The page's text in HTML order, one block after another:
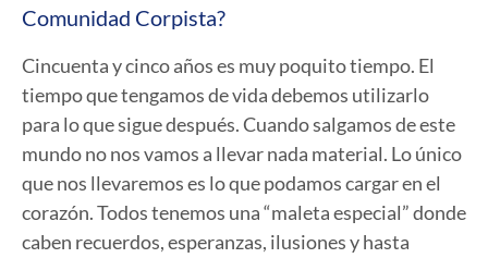
Comunidad Corpista?
Cincuenta y cinco años es muy poquito tiempo. El
tiempo que tengamos de vida debemos utilizarlo
para lo que sigue después. Cuando salgamos de este
mundo no nos vamos a llevar nada material. Lo único
que nos llevaremos es lo que podamos cargar en el
corazón. Todos tenemos una “maleta especial” donde
caben recuerdos, esperanzas, ilusiones y hasta